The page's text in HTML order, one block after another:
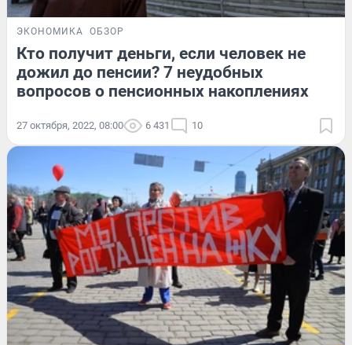
ЭКОНОМИКА ОБЗОР
Кто получит деньги, если человек не
дожил до пенсии? 7 неудобных
вопросов о пенсионных накоплениях
27 октября, 2022, 08:00 6 431 10